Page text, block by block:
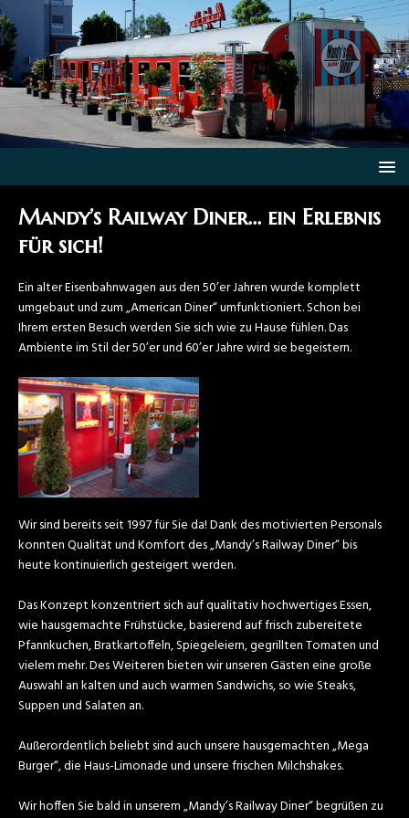
Mandy’s Railway Diner… ein Erlebnis
für sich!
Ein alter Eisenbahnwagen aus den 50’er Jahren wurde komplett
umgebaut und zum „American Diner“ umfunktioniert. Schon bei
Ihrem ersten Besuch werden Sie sich wie zu Hause fühlen. Das
Ambiente im Stil der 50’er und 60’er Jahre wird sie begeistern.
Wir sind bereits seit 1997 für Sie da! Dank des motivierten Personals
konnten Qualität und Komfort des „Mandy’s Railway Diner“ bis
heute kontinuierlich gesteigert werden.
Das Konzept konzentriert sich auf qualitativ hochwertiges Essen,
wie hausgemachte Frühstücke, basierend auf frisch zubereitete
Pfannkuchen, Bratkartoffeln, Spiegeleiern, gegrillten Tomaten und
vielem mehr. Des Weiteren bieten wir unseren Gästen eine große
Auswahl an kalten und auch warmen Sandwichs, so wie Steaks,
Suppen und Salaten an.
Außerordentlich beliebt sind auch unsere hausgemachten „Mega
Burger“, die Haus-Limonade und unsere frischen Milchshakes.
Wir hoffen Sie bald in unserem „Mandy’s Railway Diner“ begrüßen zu